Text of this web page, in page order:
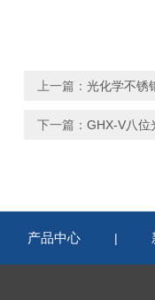
上一篇： 光化学不锈
下一篇： GHX-V八位
产品中心 |